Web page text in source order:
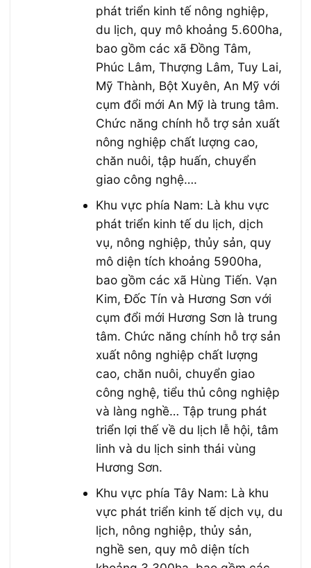
phát triển kinh tế nông nghiệp,
du lịch, quy mô khoảng 5.600ha,
bao gồm các xã Đồng Tâm,
Phúc Lâm, Thượng Lâm, Tuy Lai,
Mỹ Thành, Bột Xuyên, An Mỹ với
cụm đổi mới An Mỹ là trung tâm.
Chức năng chính hỗ trợ sản xuất
nông nghiệp chất lượng cao,
chăn nuôi, tập huấn, chuyển
giao công nghệ….
Khu vực phía Nam: Là khu vực
phát triển kinh tế du lịch, dịch
vụ, nông nghiệp, thủy sản, quy
mô diện tích khoảng 5900ha,
bao gồm các xã Hùng Tiến. Vạn
Kim, Đốc Tín và Hương Sơn với
cụm đổi mới Hương Sơn là trung
tâm. Chức năng chính hỗ trợ sản
xuất nông nghiệp chất lượng
cao, chăn nuôi, chuyển giao
công nghệ, tiểu thủ công nghiệp
và làng nghề… Tập trung phát
triển lợi thế về du lịch lễ hội, tâm
linh và du lịch sinh thái vùng
Hương Sơn.
Khu vực phía Tây Nam: Là khu
vực phát triển kinh tế dịch vụ, du
lịch, nông nghiệp, thủy sản,
nghề sen, quy mô diện tích